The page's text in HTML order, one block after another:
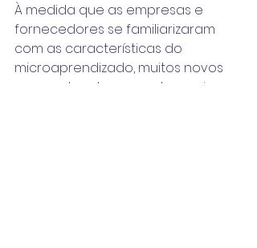
À medida que as empresas e
fornecedores se familiarizaram
com as características do
microaprendizado, muitos novos
segmentos de mercado surgiram.